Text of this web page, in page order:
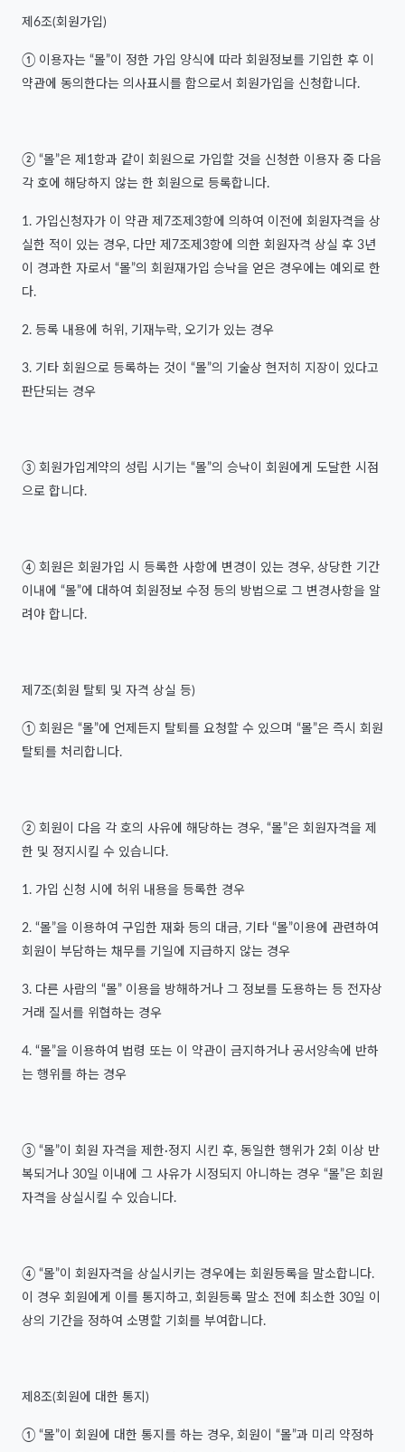
제6조(회원가입)
① 이용자는 “몰”이 정한 가입 양식에 따라 회원정보를 기입한 후 이
약관에 동의한다는 의사표시를 함으로서 회원가입을 신청합니다.
② “몰”은 제1항과 같이 회원으로 가입할 것을 신청한 이용자 중 다음
각 호에 해당하지 않는 한 회원으로 등록합니다.
1. 가입신청자가 이 약관 제7조제3항에 의하여 이전에 회원자격을 상
실한 적이 있는 경우, 다만 제7조제3항에 의한 회원자격 상실 후 3년
이 경과한 자로서 “몰”의 회원재가입 승낙을 얻은 경우에는 예외로 한
다.
2. 등록 내용에 허위, 기재누락, 오기가 있는 경우
3. 기타 회원으로 등록하는 것이 “몰”의 기술상 현저히 지장이 있다고
판단되는 경우
③ 회원가입계약의 성립 시기는 “몰”의 승낙이 회원에게 도달한 시점
으로 합니다.
④ 회원은 회원가입 시 등록한 사항에 변경이 있는 경우, 상당한 기간
이내에 “몰”에 대하여 회원정보 수정 등의 방법으로 그 변경사항을 알
려야 합니다.
제7조(회원 탈퇴 및 자격 상실 등)
① 회원은 “몰”에 언제든지 탈퇴를 요청할 수 있으며 “몰”은 즉시 회원
탈퇴를 처리합니다.
② 회원이 다음 각 호의 사유에 해당하는 경우, “몰”은 회원자격을 제
한 및 정지시킬 수 있습니다.
1. 가입 신청 시에 허위 내용을 등록한 경우
2. “몰”을 이용하여 구입한 재화 등의 대금, 기타 “몰”이용에 관련하여
회원이 부담하는 채무를 기일에 지급하지 않는 경우
3. 다른 사람의 “몰” 이용을 방해하거나 그 정보를 도용하는 등 전자상
거래 질서를 위협하는 경우
4. “몰”을 이용하여 법령 또는 이 약관이 금지하거나 공서양속에 반하
는 행위를 하는 경우
③ “몰”이 회원 자격을 제한·정지 시킨 후, 동일한 행위가 2회 이상 반
복되거나 30일 이내에 그 사유가 시정되지 아니하는 경우 “몰”은 회원
자격을 상실시킬 수 있습니다.
④ “몰”이 회원자격을 상실시키는 경우에는 회원등록을 말소합니다.
이 경우 회원에게 이를 통지하고, 회원등록 말소 전에 최소한 30일 이
상의 기간을 정하여 소명할 기회를 부여합니다.
제8조(회원에 대한 통지)
① “몰”이 회원에 대한 통지를 하는 경우, 회원이 “몰”과 미리 약정하